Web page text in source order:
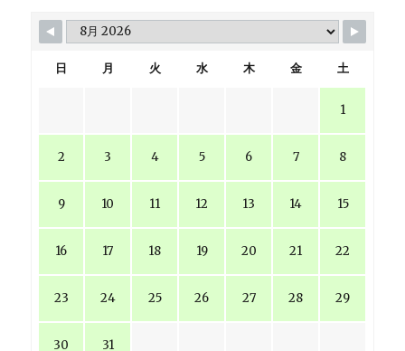
日 月 火 水 木 金 土
1
2 3 4 5 6 7 8
9 10 11 12 13 14 15
16 17 18 19 20 21 22
23 24 25 26 27 28 29
30 31